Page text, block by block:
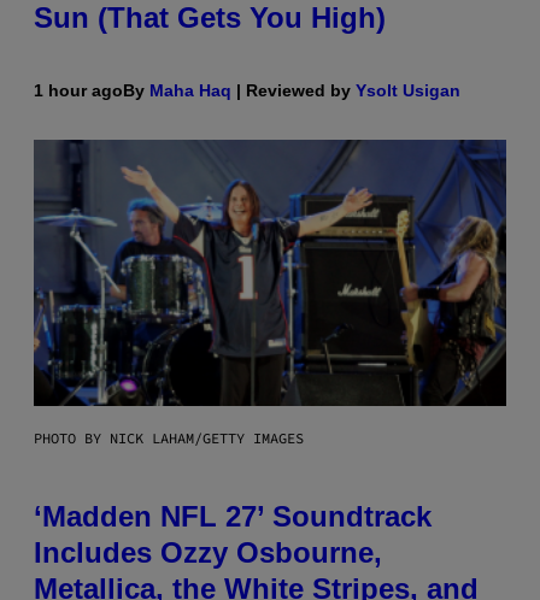
Sun (That Gets You High)
1 hour agoBy Maha Haq | Reviewed by Ysolt Usigan
PHOTO BY NICK LAHAM/GETTY IMAGES
‘Madden NFL 27’ Soundtrack
Includes Ozzy Osbourne,
Metallica, the White Stripes, and